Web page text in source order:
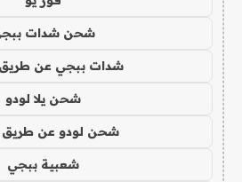
شحن شدات
شدات ببجي عن طريق
شحن يلا لودو
شحن لودو عن طريق
شعبية ببجي